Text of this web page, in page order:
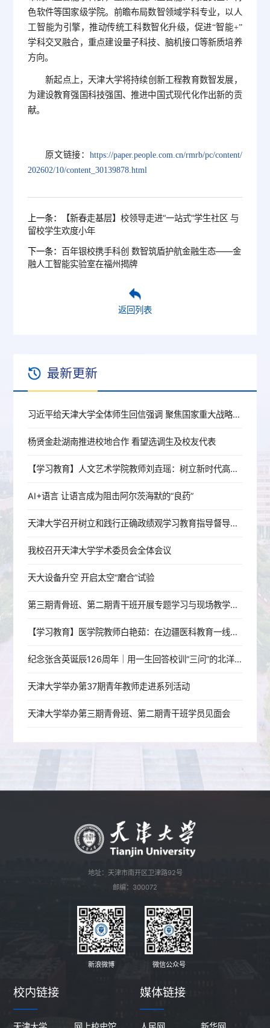
色软件等国家级学院。前瞻布局数智领域学科专业，以人
工智能为引擎，推动传统工科数智化升级，促进“智能+”
学科交叉融合，重点建设量子科技、脑机接口等新质培养
方向。
新起点上，天津大学将持续创新工程教育数智发展，
为建设教育强国科技强国、推进中国式现代化作出新的贡
献。
原文链接： https://paper.people.com.cn/rmrb/pc/content/
202602/10/content_30139878.html
上一条：
【新春走基层】校领导走进“一站式”学生社区 与
留校学生欢度小年
下一条： 百年银校携手科创 数智筑盾护航金融生态——金
融人工智能实验室在福州揭牌
返回列表
最新更新
习近平给天津大学全体师生回信强调 聚焦国家重大战略需求提高人才培养质量 更好服务经济社会发展
杨贤金赴湖南推进校地合作 看望选调生及校友代表
【学习教育】人文艺术学院教师刘垚瑶：树立新时代高校党员教师的正确政绩观
AI+语言 让语言成为阻击阿尔茨海默的“良药”
天津大学召开树立和践行正确政绩观学习教育指导督导工作推进会
我校召开天津大学学术委员会全体会议
天大设备升空 开启太空“磨合”试验
第三期青骨班、第二期青干班开展专题学习与现场教学活动
【学习教育】医学院教师白艳茹：在边疆医科教育一线践行育人初心
纪念张含英诞辰126周年｜用一生回答校训“三问”的北洋老校长
天津大学举办第37期青年教师走进系列活动
天津大学举办第三期青骨班、第二期青干班学员见面会
地址：天津市南开区卫津路92号
邮编：300072
新浪微博 微信公众号
校内链接 媒体链接